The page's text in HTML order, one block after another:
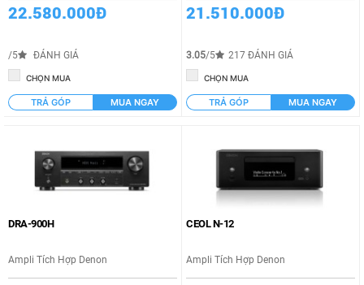
22.580.000Đ
/5 ĐÁNH GIÁ
CHỌN MUA
TRẢ GÓP MUA NGAY
21.510.000Đ
3.05/5 217 ĐÁNH GIÁ
CHỌN MUA
TRẢ GÓP MUA NGAY
DRA-900H
Ampli Tích Hợp Denon
CEOL N-12
Ampli Tích Hợp Denon